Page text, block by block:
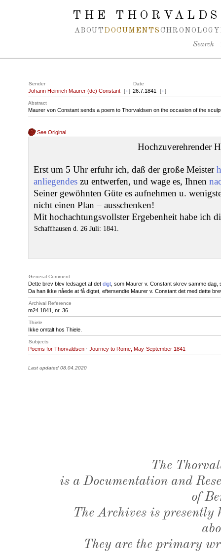
Spring navigation over
THE
ABOUT DOCUMENTS CHRONOLOGY
Search
Sender Date
Johann Heinrich Maurer (de) Constant [+] 26.7.1841 [+]
Abstract
Maurer von Constant sends a poem to Thorvaldsen on the occasion of the
See Original
Hochzuverehrender
Erst um 5 Uhr erfuhr ich, daß der große Meister
anliegendes zu entwerfen, und wage es, Ihnen
Seiner gewöhnten Güte es aufnehmen u.
nicht einen Plan – ausschenken!
Mit hochachtungsvollster Ergebenheit habe ich
Schaffhausen d. 26 Juli: 1841.
General Comment
Dette brev blev ledsaget af det digt , som Maurer v. Constant skrev samme
Da han ikke nåede at få digtet, eftersendte Maurer v. Constant det med dette
Archival Reference
m24 1841, nr. 36
Thiele
Ikke omtalt hos Thiele.
Subjects
Poems for Thorvaldsen · Journey to Rome, May-September 1841
Last updated 08.04.2020
The
is a Documentation and
of
The Archives is presently
They are the primary